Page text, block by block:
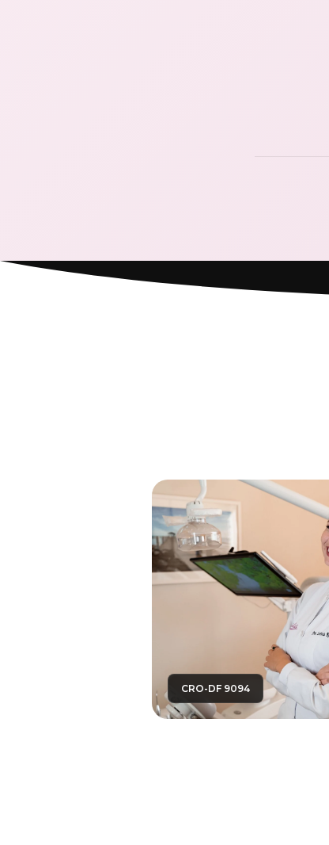
CRO-DF 9094